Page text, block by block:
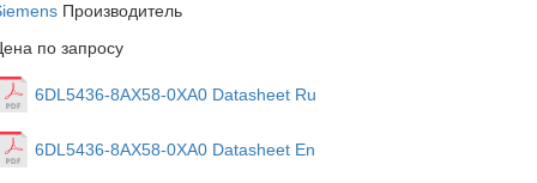
Производитель
по запросу
6DL5436-8AX58-0XA0 Datasheet Ru
6DL5436-8AX58-0XA0 Datasheet En